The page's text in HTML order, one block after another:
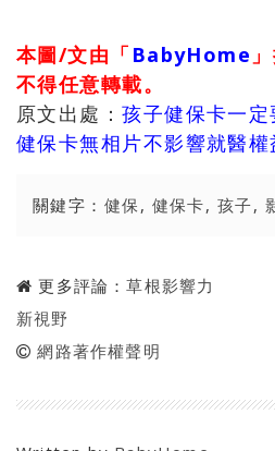
本圖/文由「 BabyHome
不得任意轉載。
原文出處：孩子健保卡一定
健保卡無相片不影響就醫權
關鍵字： 健保, 健保卡, 孩子,
更多評論：草根影響力
新視野
網路著作權聲明